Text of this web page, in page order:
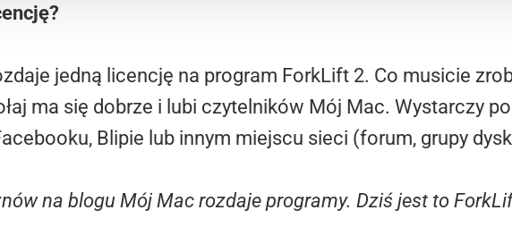
jedną licencję na program ForkLift 2. Co musicie
ma się dobrze i lubi czytelników Mój Mac. Wystarczy
Blipie lub innym miejscu sieci (forum, grupy
na blogu Mój Mac rozdaje programy. Dziś jest to